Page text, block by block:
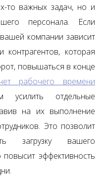
то важных задач, но и
персонала. Если
компании зависит
контрагентов, которая
повышаться в конце
рабочего времени
усилить отдельные
на их выполнение
Это позволит
загрузку вашего
повысит эффективность